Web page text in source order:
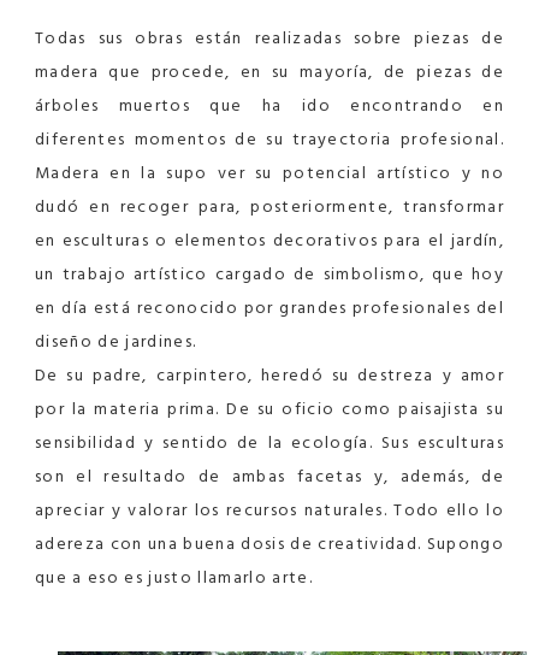
Todas sus obras están realizadas sobre piezas de
madera que procede, en su mayoría, de piezas de
árboles muertos que ha ido encontrando en
diferentes momentos de su trayectoria profesional.
Madera en la supo ver su potencial artístico y no
dudó en recoger para, posteriormente, transformar
en esculturas o elementos decorativos para el jardín,
un trabajo artístico cargado de simbolismo, que hoy
en día está reconocido por grandes profesionales del
diseño de jardines.
De su padre, carpintero, heredó su destreza y amor
por la materia prima. De su oficio como paisajista su
sensibilidad y sentido de la ecología. Sus esculturas
son el resultado de ambas facetas y, además, de
apreciar y valorar los recursos naturales. Todo ello lo
adereza con una buena dosis de creatividad. Supongo
que a eso es justo llamarlo arte.